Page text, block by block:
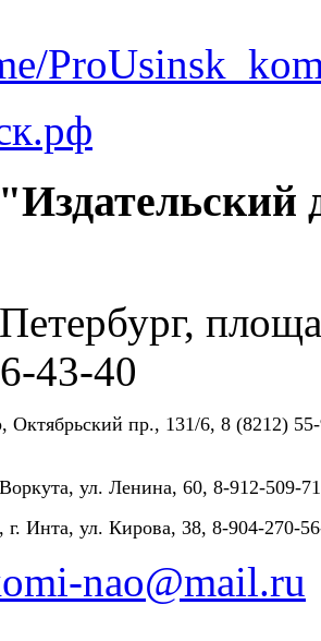
43-40
Октябрьский пр., 131/6, 8 (8212)
ул. Ленина, 60, 8-912-509-
г. Инта, ул. Кирова, 38, 8-904-270-
nao@mail.ru